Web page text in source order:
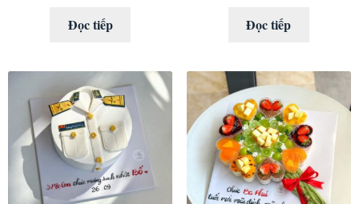
Đọc tiếp Đọc tiếp